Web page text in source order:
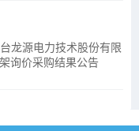
龙源电力技术股份有限
询价采购结果公告